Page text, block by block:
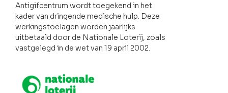
Antigifcentrum wordt toegekend in het
kader van dringende medische hulp. Deze
werkingstoelagen worden jaarlijks
uitbetaald door de Nationale Loterij, zoals
vastgelegd in de wet van 19 april 2002.
Nationale loterij